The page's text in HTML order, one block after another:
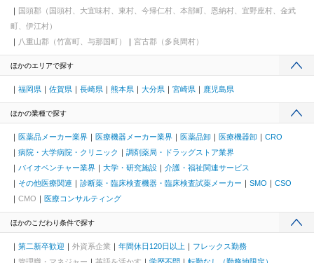
国頭郡（国頭村、大宜味村、東村、今帰仁村、本部町、恩納村、宜野座村、金武
町、伊江村）
八重山郡（竹富町、与那国町）
宮古郡（多良間村）
ほかのエリアで探す
福岡県 佐賀県 長崎県 熊本県 大分県 宮崎県 鹿児島県
ほかの業種で探す
医薬品メーカー業界 医療機器メーカー業界 医薬品卸 医療機器卸
CRO
病院・大学病院・クリニック
調剤薬局・ドラッグストア業界
バイオベンチャー業界
大学・研究施設
介護・福祉関連サービス
その他医療関連
診断薬・臨床検査機器・臨床検査試薬メーカー SMO
CSO
CMO
医療コンサルティング
ほかのこだわり条件で探す
第二新卒歓迎 外資系企業 年間休日120日以上
フレックス勤務